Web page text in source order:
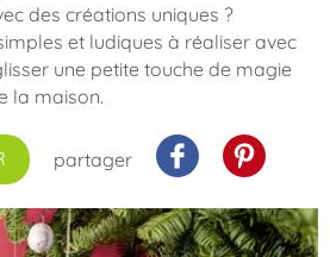
des créations uniques ?
et ludiques à réaliser avec
une petite touche de magie
la maison.
partager